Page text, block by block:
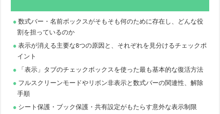
数式バー・名前ボックスがそもそも何のために存在し、どんな役
割を担っているのか
表示が消える主要な8つの原因と、それぞれを見分けるチェックポ
イント
「表示」タブのチェックボックスを使った最も基本的な復活方法
フルスクリーンモードやリボン非表示と数式バーの関連性、解除
手順
シート保護・ブック保護・共有設定がもたらす意外な表示制限